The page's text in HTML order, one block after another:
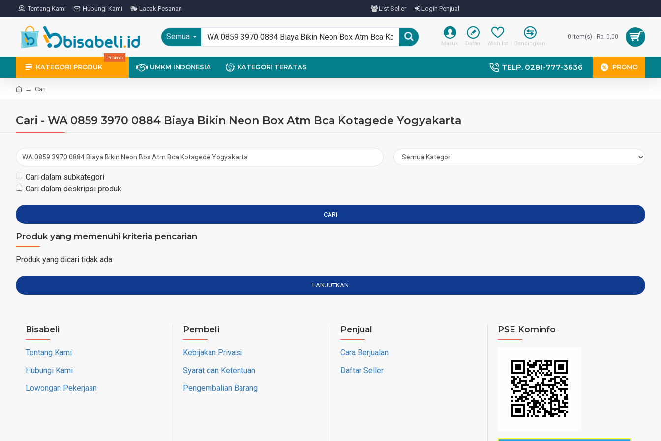
Tentang Kami Hubungi Kami Lacak Pesanan List Seller Login Penjual
Semua
Masuk Daftar Wishlist Bandingkan
0 item(s) - Rp. 0,00
KATEGORI PRODUK
Promo
UMKM INDONESIA KATEGORI TERATAS TELP. 0281-777-3636 PROMO
Cari
Cari - WA 0859 3970 0884 Biaya Bikin Neon Box Atm Bca Kotagede Yogyakarta
Cari dalam subkategori
Cari dalam deskripsi produk
CARI
Produk yang memenuhi kriteria pencarian
Produk yang dicari tidak ada.
LANJUTKAN
Bisabeli
Tentang Kami
Hubungi Kami
Lowongan Pekerjaan
Pembeli
Kebijakan Privasi
Syarat dan Ketentuan
Pengembalian Barang
Penjual
Cara Berjualan
Daftar Seller
PSE Kominfo